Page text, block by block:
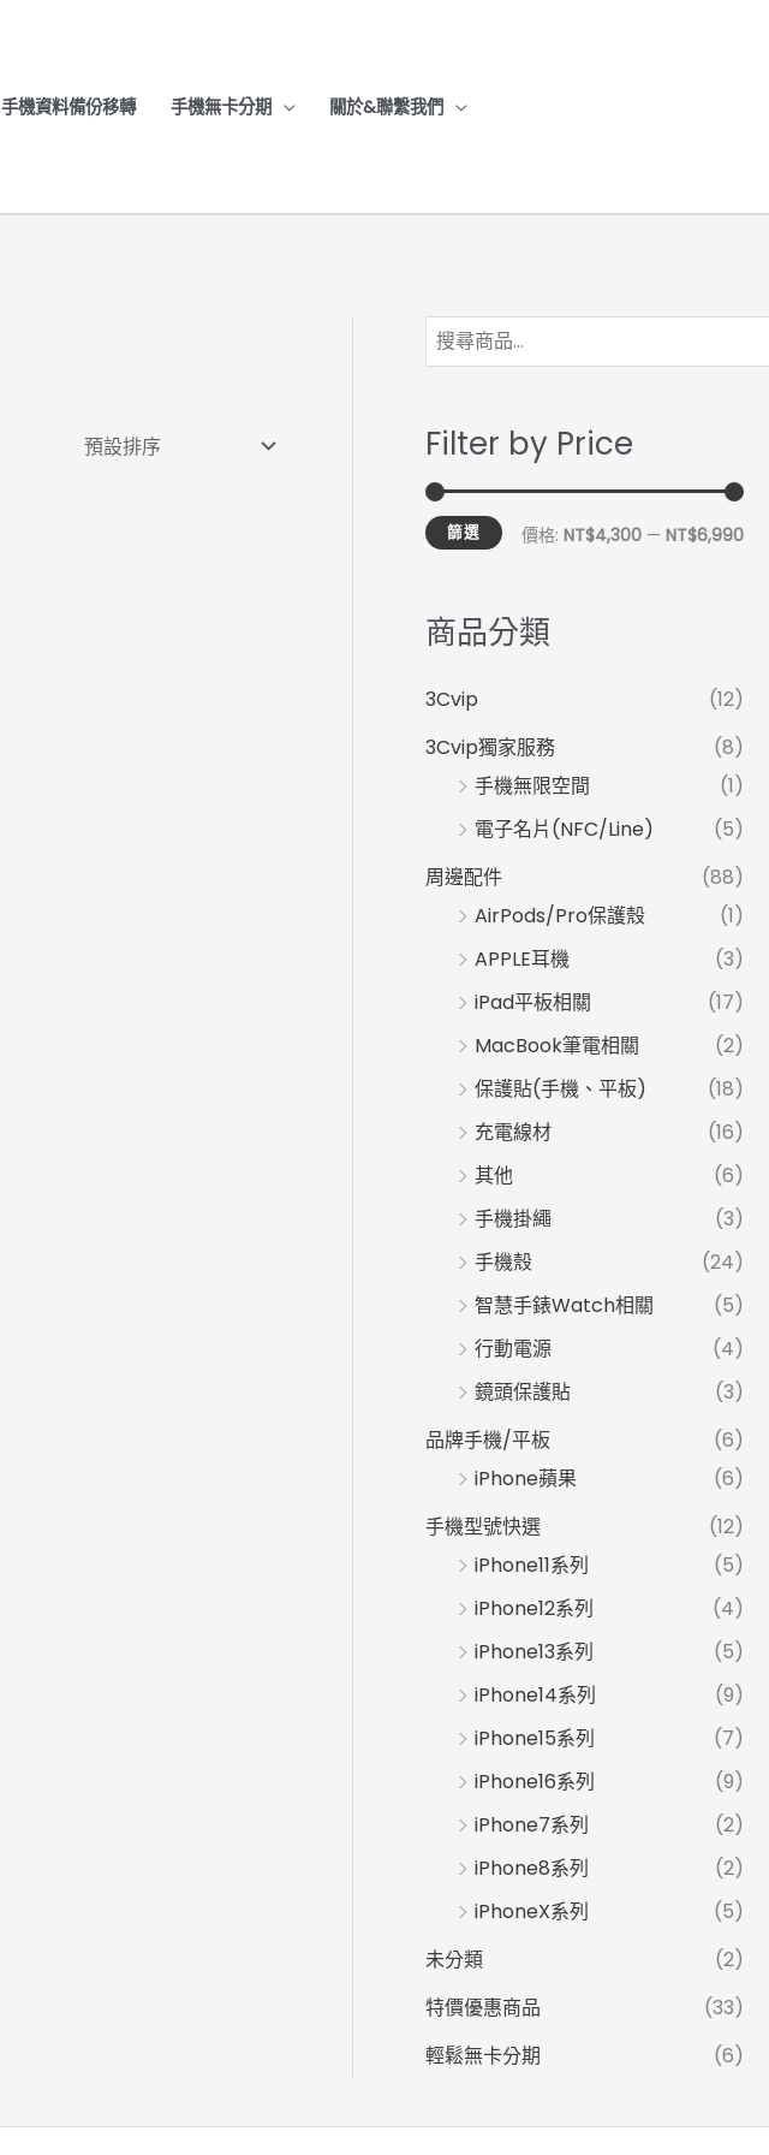
手機資料備份移轉 手機無卡分期 關於&聯繫我們
Filter by Price
低
高
篩選 價格: NT$4,300 — NT$6,990
商品分類
3Cvip
(12)
3Cvip獨家服務
(8)
手機無限空間
(1)
電子名片(NFC/Line)
(5)
周邊配件
(88)
AirPods/Pro保護殼
(1)
APPLE耳機
(3)
iPad平板相關
(17)
MacBook筆電相關
(2)
保護貼(手機、平板)
(18)
充電線材
(16)
其他
(6)
手機掛繩
(3)
手機殼
(24)
智慧手錶Watch相關
(5)
行動電源
(4)
鏡頭保護貼
(3)
品牌手機/平板
(6)
iPhone蘋果
(6)
手機型號快選
(12)
iPhone11系列
(5)
iPhone12系列
(4)
iPhone13系列
(5)
iPhone14系列
(9)
iPhone15系列
(7)
iPhone16系列
(9)
iPhone7系列
(2)
iPhone8系列
(2)
iPhoneX系列
(5)
未分類
(2)
特價優惠商品
(33)
輕鬆無卡分期
(6)